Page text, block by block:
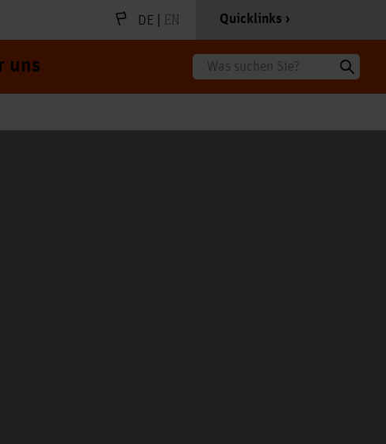
DE | EN Quicklinks
uns Suche